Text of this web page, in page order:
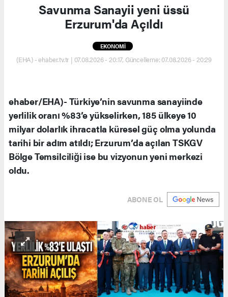
Savunma Sanayii yeni üssü
Erzurum'da Açıldı
EKONOMİ
(EHA) - ehaber.tv.tr | 07.08.2026 - 20:17, Güncelleme: 07.08.2026 - 20:29
ehaber/EHA)- Türkiye’nin savunma sanayiinde
yerlilik oranı %83’e yükselirken, 185 ülkeye 10
milyar dolarlık ihracatla küresel güç olma yolunda
tarihi bir adım atıldı; Erzurum’da açılan TSKGV
Bölge Temsilciliği ise bu vizyonun yeni merkezi
oldu.
ABONE OL